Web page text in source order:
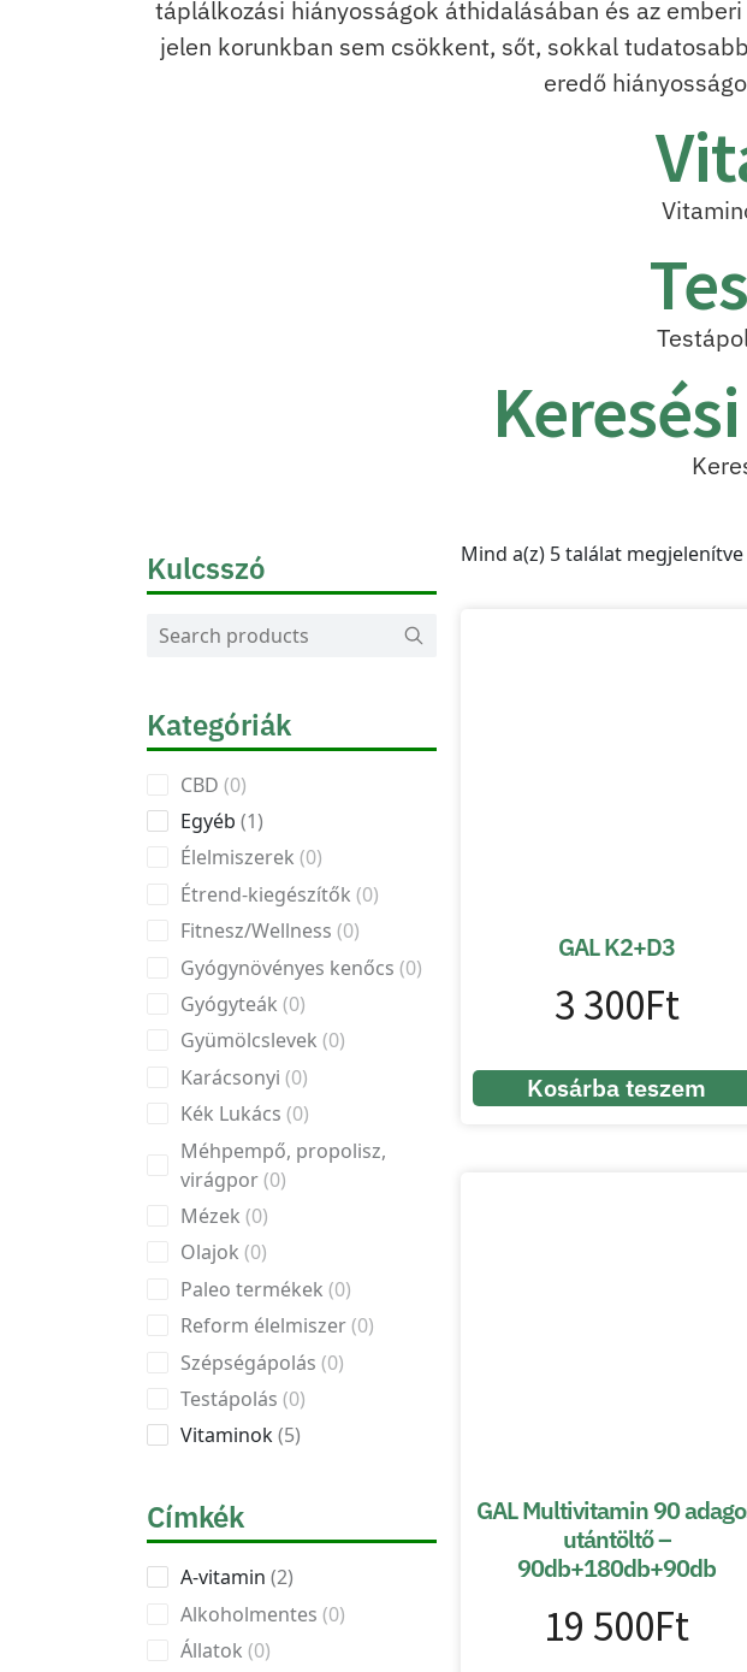
táplálkozási hiányosságok áthidalásában és az
jelen korunkban sem csökkent, sőt, sokkal
eredő
Kulcsszó
Kategóriák
CBD 0
Egyéb 1
Élelmiszerek 0
Étrend-kiegészítők 0
Fitnesz/Wellness 0
Gyógynövényes kenőcs 0
Gyógyteák 0
Gyümölcslevek 0
Karácsonyi 0
Kék Lukács 0
Méhpempő, propolisz,
virágpor 0
Mézek 0
Olajok 0
Paleo termékek 0
Reform élelmiszer 0
Szépségápolás 0
Testápolás 0
Vitaminok 5
Címkék
A-vitamin 2
Alkoholmentes 0
Állatok 0
Mind a(z) 5 találat megjelenítve
GAL K2+D3
3 300Ft
Kosárba teszem
GAL Multivitamin 90
utántöltő –
90db+180db+90db
19 500Ft